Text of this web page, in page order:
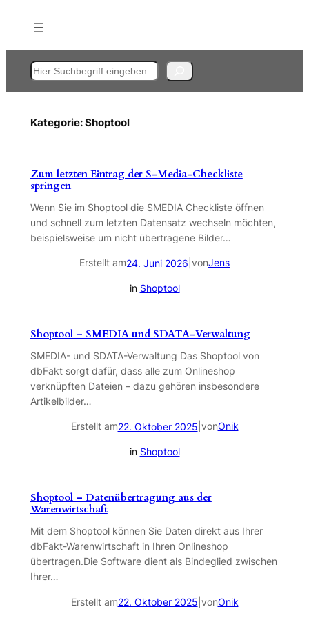
Inhalt
springen
Suchen
Kategorie:Shoptool
Zum letzten Eintrag der S-Media-Checkliste
springen
Wenn Sie im Shoptool die SMEDIA Checkliste öffnen
und schnell zum letzten Datensatz wechseln möchten,
beispielsweise um nicht übertragene Bilder…
Erstellt am24. Juni 2026 vonJens
in Shoptool
Shoptool – SMEDIA und SDATA-Verwaltung
SMEDIA- und SDATA-Verwaltung Das Shoptool von
dbFakt sorgt dafür, dass alle zum Onlineshop
verknüpften Dateien – dazu gehören insbesondere
Artikelbilder…
Erstellt am22. Oktober 2025 vonOnik
in Shoptool
Shoptool – Datenübertragung aus der
Warenwirtschaft
Mit dem Shoptool können Sie Daten direkt aus Ihrer
dbFakt-Warenwirtschaft in Ihren Onlineshop
übertragen.Die Software dient als Bindeglied zwischen
Ihrer…
Erstellt am22. Oktober 2025 vonOnik